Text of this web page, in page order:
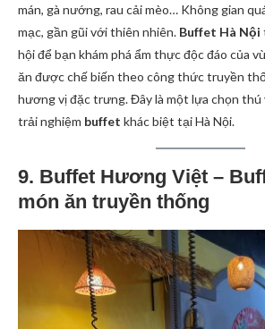
mán, gà nướng, rau cải mèo… Không gian
mạc, gần gũi với thiên nhiên. Buffet Hà Nội
hội để bạn khám phá ẩm thực độc đáo của
ăn được chế biến theo công thức truyền
hương vị đặc trưng. Đây là một lựa chọn thú
trải nghiệm buffet khác biệt tại Hà Nội.
9. Buffet Hương Việt –
món ăn truyền thống